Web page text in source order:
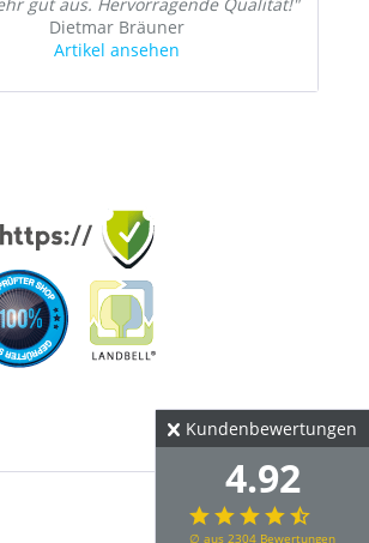
Kundenbewertungen
4.92
∅ aus 2304 Bewertungen
gut aus. Hervorragende Qualität!"
Dietmar Bräuner
Artikel ansehen